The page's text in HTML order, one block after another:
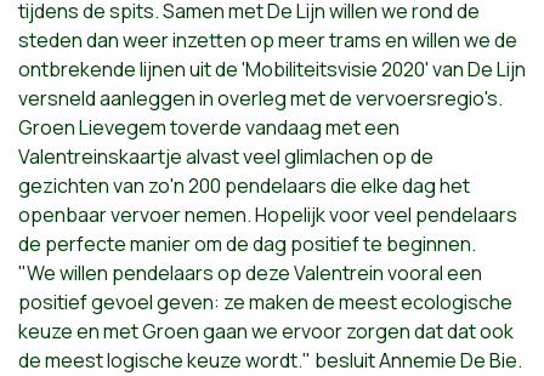
tijdens de spits. Samen met De Lijn willen we rond de
steden dan weer inzetten op meer trams en willen we de
ontbrekende lijnen uit de 'Mobiliteitsvisie 2020' van De Lijn
versneld aanleggen in overleg met de vervoersregio's.
Groen Lievegem toverde vandaag met een
Valentreinskaartje alvast veel glimlachen op de
gezichten van zo'n 200 pendelaars die elke dag het
openbaar vervoer nemen. Hopelijk voor veel pendelaars
de perfecte manier om de dag positief te beginnen.
"We willen pendelaars op deze Valentrein vooral een
positief gevoel geven: ze maken de meest ecologische
keuze en met Groen gaan we ervoor zorgen dat dat ook
de meest logische keuze wordt." besluit Annemie De Bie.